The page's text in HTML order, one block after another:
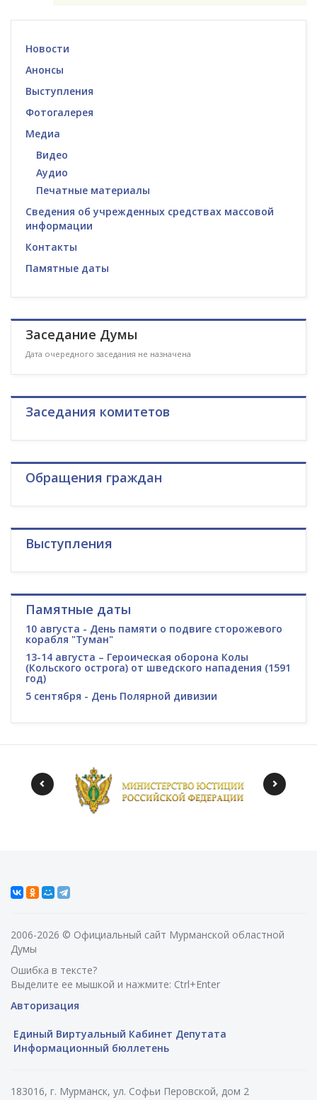
Новости
Анонсы
Выступления
Фотогалерея
Медиа
Видео
Аудио
Печатные материалы
Сведения об учрежденных средствах массовой
информации
Контакты
Памятные даты
Заседание Думы
Дата очередного заседания не назначена
Заседания комитетов
Обращения граждан
Выступления
Памятные даты
10 августа - День памяти о подвиге сторожевого
корабля "Туман"
13-14 августа – Героическая оборона Колы
(Кольского острога) от шведского нападения (1591
год)
5 сентября - День Полярной дивизии
2006-2026 © Официальный сайт Мурманской областной
Думы
Ошибка в тексте?
Выделите ее мышкой и нажмите: Ctrl+Enter
Авторизация
Единый Виртуальный Кабинет Депутата
Информационный бюллетень
183016, г. Мурманск, ул. Софьи Перовской, дом 2